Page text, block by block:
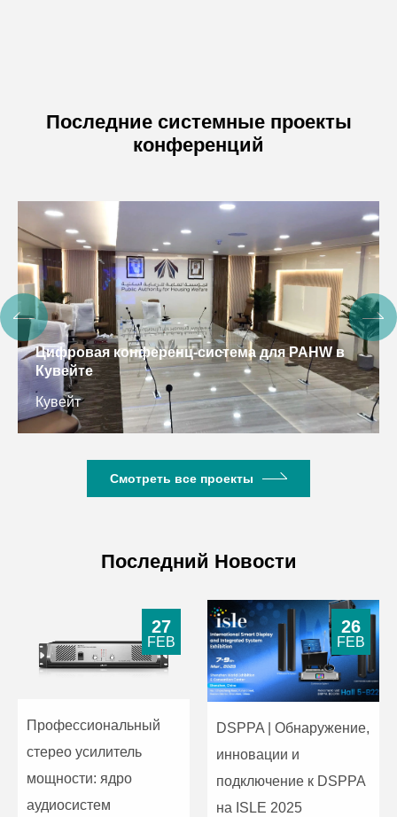
Последние системные проекты
конференций
Интеллектуальная система конференций для
УВКПЧ, Камбоджа
Камбоджа
Смотреть все проекты
Последний Новости
Профессиональный
стерео усилитель
мощности: ядро
аудиосистем
27
FEB
DSPPA | Обнаружение,
инновации и
подключение к DSPPA
на ISLE 2025
26
FEB